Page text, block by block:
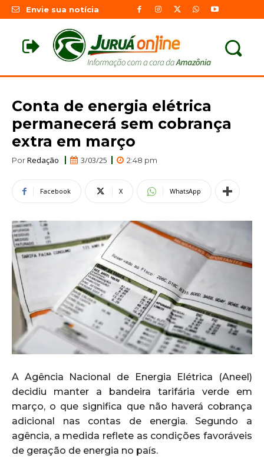
Envie sua notícia
Conta de energia elétrica
permanecerá sem cobrança
extra em março
PorRedação 3/03/25 2:48 pm
Facebook X WhatsApp
A Agência Nacional de Energia Elétrica (Aneel)
decidiu manter a bandeira tarifária verde em
março, o que significa que não haverá cobrança
adicional nas contas de energia. Segundo a
agência, a medida reflete as condições favoráveis
de geração de energia no país.